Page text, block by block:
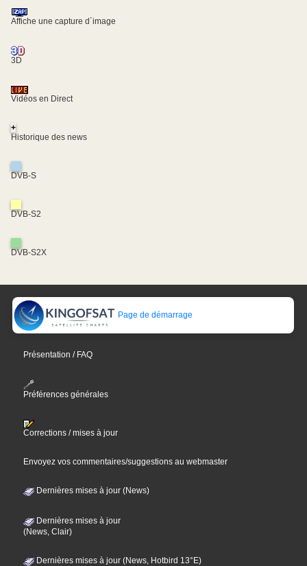
Affiche une capture d´image
3D
Vidéos en Direct
+
Historique des news
DVB-S
DVB-S2
DVB-S2X
Page de démarrage
Présentation / FAQ
Préférences générales
Corrections / mises à jour
Envoyez vos commentaires/suggestions au webmaster
Dernières mises à jour (News)
Dernières mises à jour
(News, Clair)
Dernières mises à jour (News, Hotbird 13°E)